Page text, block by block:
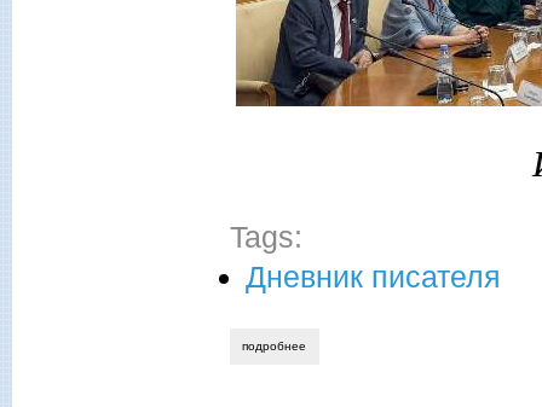
Tags:
Дневник писателя
подробнее